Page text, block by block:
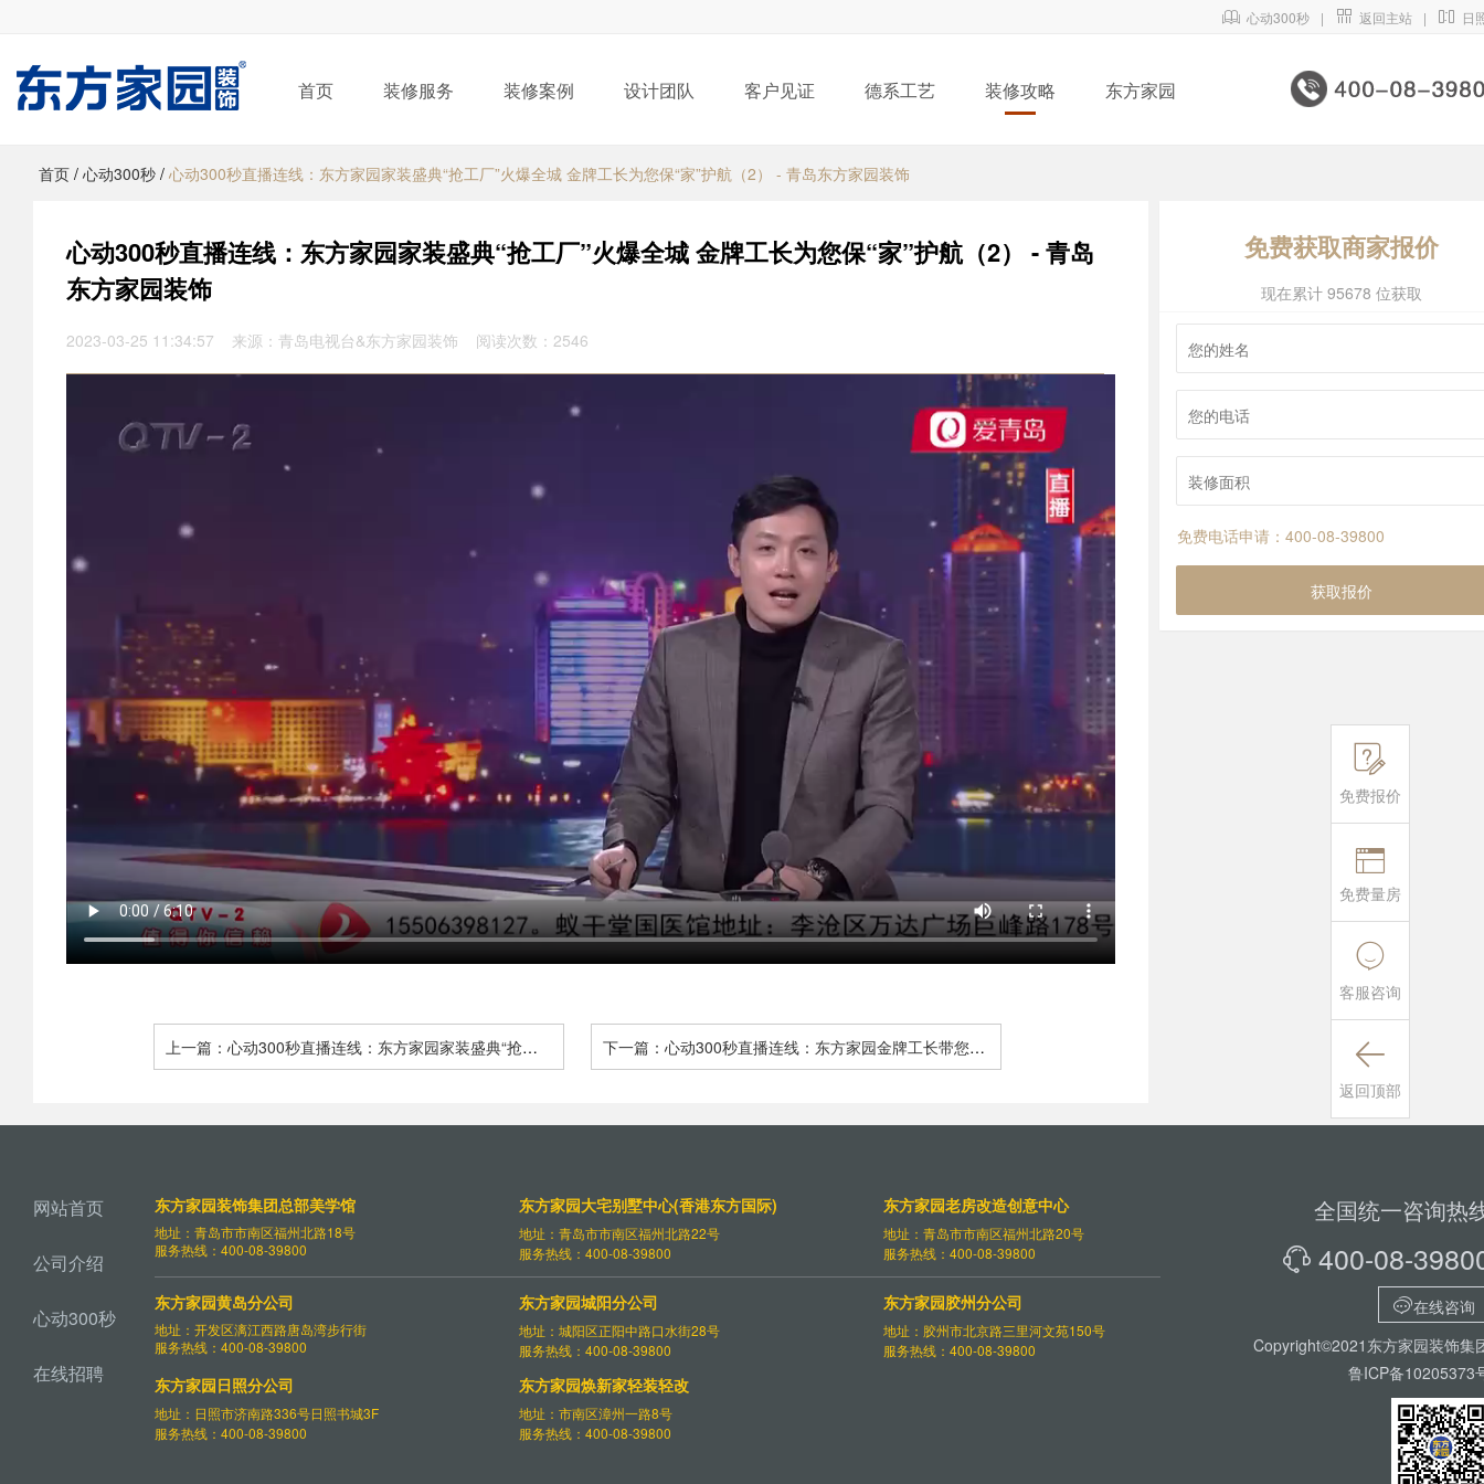
 心动300秒 |  返回主站 |  日
首页 装修服务 装修案例 设计团队 客户见证 德系工艺 装修攻略 东方家园
首页 / 心动300秒 / 心动300秒直播连线：东方家园家装盛典“抢工厂”火爆全城 金牌工长为您保“家”护航（2） - 青岛东方家园装饰
心动300秒直播连线：东方家园家装盛典“抢工厂”火爆全城 金牌工长为您保“家”护航（2） - 青岛
东方家园装饰
2023-03-25 11:34:57 来源：青岛电视台&东方家园装饰 阅读次数：2546
上一篇：心动300秒直播连线：东方家园家装盛典“抢工
下一篇：心动300秒直播连线：东方家园金牌工长带您探
免费获取商家报价
现在累计 95678 位获取
免费电话申请：400-08-39800
获取报价
网站首页
公司介绍
心动300秒
在线招聘
东方家园装饰集团总部美学馆
地址：青岛市市南区福州北路18号
服务热线：400-08-39800
东方家园大宅别墅中心(香港东方国际)
地址：青岛市市南区福州北路22号
服务热线：400-08-39800
东方家园老房改造创意中心
地址：青岛市市南区福州北路20号
服务热线：400-08-39800
东方家园黄岛分公司
地址：开发区漓江西路唐岛湾步行街
服务热线：400-08-39800
东方家园城阳分公司
地址：城阳区正阳中路口水街28号
服务热线：400-08-39800
东方家园胶州分公司
地址：胶州市北京路三里河文苑150号
服务热线：400-08-39800
东方家园日照分公司
地址：日照市济南路336号日照书城3F
服务热线：400-08-39800
东方家园焕新家轻装轻改
地址：市南区漳州一路8号
服务热线：400-08-39800
全国统一咨询热
 400-08-
在线咨询
Copyright©2021东方家园装饰集
鲁ICP备10205373

免费报价

免费量房

客服咨询

返回顶部